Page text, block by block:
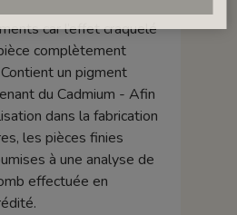
car l’effet craquelé
complètement
un pigment
du Cadmium - Afin
dans la fabrication
les pièces finies
à une analyse de
effectuée en